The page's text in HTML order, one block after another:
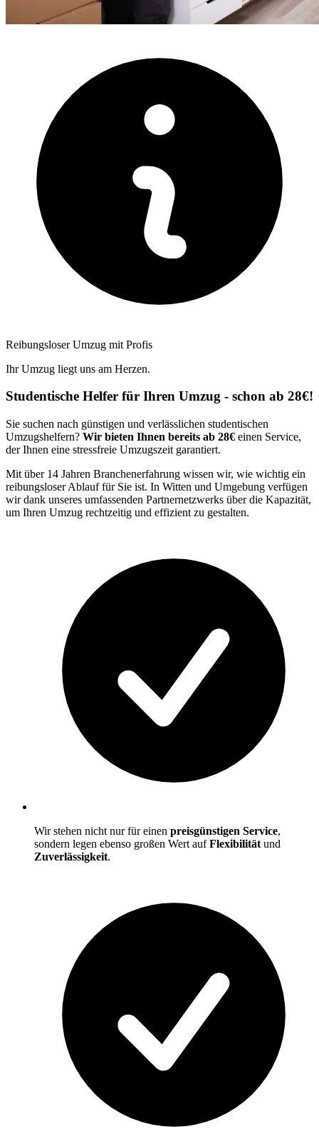
Reibungsloser Umzug mit Profis
Ihr Umzug liegt uns am Herzen.
Studentische Helfer für Ihren Umzug - schon ab 28€!
Sie suchen nach günstigen und verlässlichen studentischen
Umzugshelfern? Wir bieten Ihnen bereits ab 28€ einen Service,
der Ihnen eine stressfreie Umzugszeit garantiert.
Mit über 14 Jahren Branchenerfahrung wissen wir, wie wichtig ein
reibungsloser Ablauf für Sie ist. In Witten und Umgebung verfügen
wir dank unseres umfassenden Partnernetzwerks über die Kapazität,
um Ihren Umzug rechtzeitig und effizient zu gestalten.
Wir stehen nicht nur für einen preisgünstigen Service,
sondern legen ebenso großen Wert aufFlexibilität und
Zuverlässigkeit.